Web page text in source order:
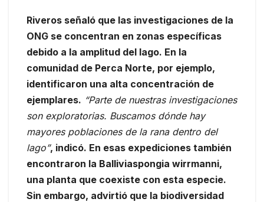
Riveros señaló que las investigaciones de la
ONG se concentran en zonas específicas
debido a la amplitud del lago. En la
comunidad de Perca Norte, por ejemplo,
identificaron una alta concentración de
ejemplares. “Parte de nuestras investigaciones
son exploratorias. Buscamos dónde hay
mayores poblaciones de la rana dentro del
lago”, indicó. En esas expediciones también
encontraron la Balliviaspongia wirrmanni,
una planta que coexiste con esta especie.
Sin embargo, advirtió que la biodiversidad